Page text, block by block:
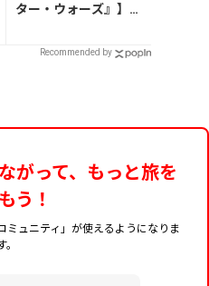
ター・ウォーズ』】が
定版はホログラム仕様
Recommended by
がって、もっと旅を
う！
ュニティ」が使えるようになりま
。